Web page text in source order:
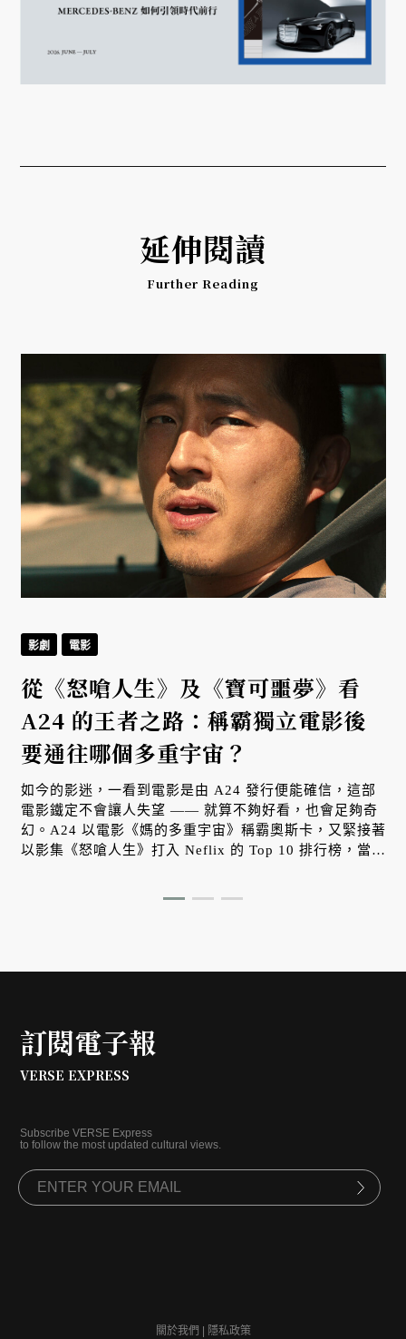
延伸閱讀
Further Reading
影劇 電影
從《怒嗆人生》及《寶可噩夢》看
A24 的王者之路：稱霸獨立電影後
要通往哪個多重宇宙？
如今的影迷，一看到電影是由 A24 發行便能確信，這部
電影鐵定不會讓人失望 —— 就算不夠好看，也會足夠奇
幻。A24 以電影《媽的多重宇宙》稱霸奧斯卡，又緊接著
以影集《怒嗆人生》打入 Neflix 的 Top 10 排行榜，當眾
訂閱電子報
VERSE EXPRESS
Subscribe VERSE Express
to follow the most updated cultural views.
關於我們 隱私政策